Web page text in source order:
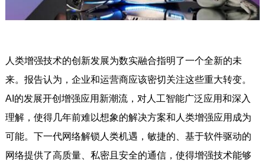
人类增强技术的创新发展为数实融合指明了一个全新的未
来。报告认为，企业和运营商应该密切关注这些重大转变。
AI的发展开创增强应用新潮流，对人工智能广泛应用和深入
理解，使得几年前难以想象的解决方案和人类增强应用成为
可能。下一代网络解锁人类机遇，敏捷的、基于软件驱动的
网络提供了高质量、私密且安全的通信，使得增强技术能够